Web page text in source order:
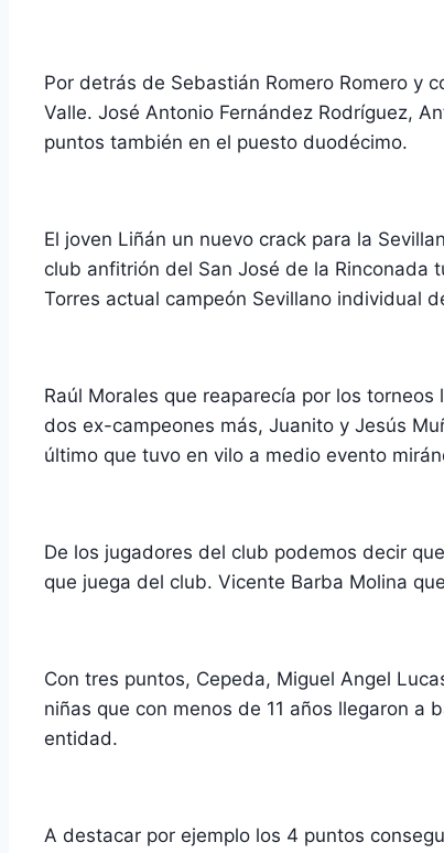
Por detrás de Sebastián Romero Romero y
Valle. José Antonio Fernández Rodríguez,
puntos también en el puesto duodécimo.
El joven Liñán un nuevo crack para la
club anfitrión del San José de la Rinconada
Torres actual campeón Sevillano individual
Raúl Morales que reaparecía por los
dos ex-campeones más, Juanito y Jesús
último que tuvo en vilo a medio evento
De los jugadores del club podemos decir
que juega del club. Vicente Barba Molina
Con tres puntos, Cepeda, Miguel Angel
niñas que con menos de 11 años llegaron a
entidad.
A destacar por ejemplo los 4 puntos